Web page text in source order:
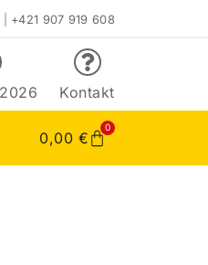
+421 907 919 608
Kontakt
0,00 €
0